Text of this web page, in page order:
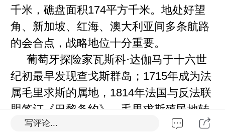
千米，礁盘面积174平方千米。地处好望
角、新加坡、红海、澳大利亚间多条航路
的会合点，战略地位十分重要。
葡萄牙探险家瓦斯科·达伽马于十六世
纪初最早发现查戈斯群岛； 1715年成为法
属毛里求斯的属地， 1814年法国与反法联
盟签订《巴黎条约》，毛里求斯殖民地转
归英国所有。
月脱离毛里求斯与
写评论...